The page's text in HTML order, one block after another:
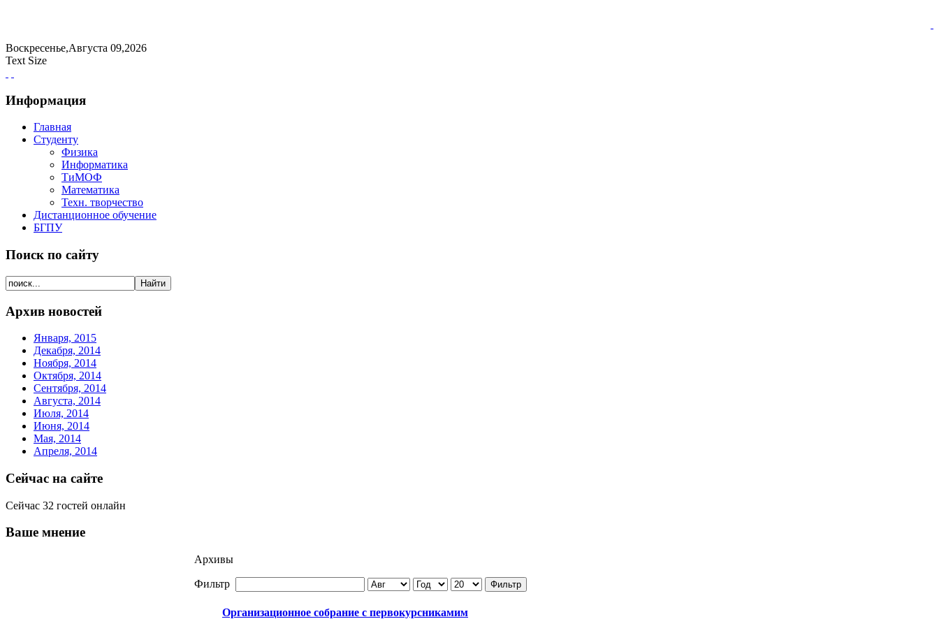
Воскресенье,Августа 09,2026
Text Size
Информация
Главная
Студенту
Физика
Информатика
ТиМОФ
Математика
Техн. творчество
Дистанционное обучение
БГПУ
Поиск по сайту
Архив новостей
Января, 2015
Декабря, 2014
Ноября, 2014
Октября, 2014
Сентября, 2014
Августа, 2014
Июля, 2014
Июня, 2014
Мая, 2014
Апреля, 2014
Сейчас на сайте
Сейчас 32 гостей онлайн
Ваше мнение
Архивы
Фильтр Фильтр
Организационное собрание с первокурсникамим